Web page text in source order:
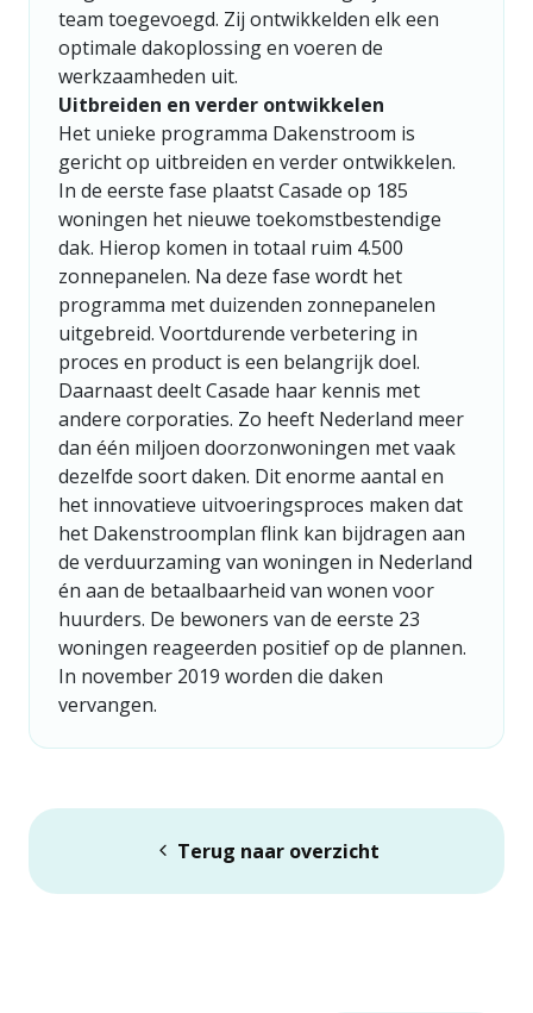
team toegevoegd. Zij ontwikkelden elk een
optimale dakoplossing en voeren de
werkzaamheden uit.
Uitbreiden en verder ontwikkelen
Het unieke programma Dakenstroom is
gericht op uitbreiden en verder ontwikkelen.
In de eerste fase plaatst Casade op 185
woningen het nieuwe toekomstbestendige
dak. Hierop komen in totaal ruim 4.500
zonnepanelen. Na deze fase wordt het
programma met duizenden zonnepanelen
uitgebreid. Voortdurende verbetering in
proces en product is een belangrijk doel.
Daarnaast deelt Casade haar kennis met
andere corporaties. Zo heeft Nederland meer
dan één miljoen doorzonwoningen met vaak
dezelfde soort daken. Dit enorme aantal en
het innovatieve uitvoeringsproces maken dat
het Dakenstroomplan flink kan bijdragen aan
de verduurzaming van woningen in Nederland
én aan de betaalbaarheid van wonen voor
huurders. De bewoners van de eerste 23
woningen reageerden positief op de plannen.
In november 2019 worden die daken
vervangen.
Terug naar overzicht